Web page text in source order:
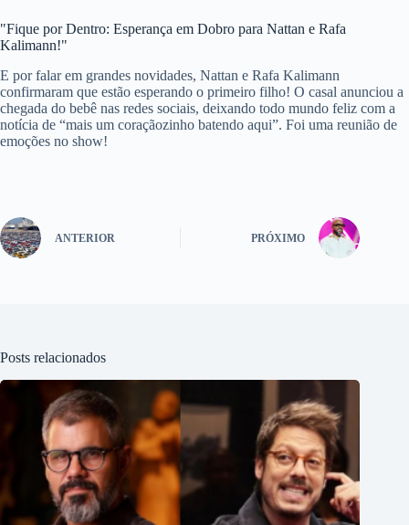
"Fique por Dentro: Esperança em Dobro para Nattan e Rafa
Kalimann!"
E por falar em grandes novidades, Nattan e Rafa Kalimann
confirmaram que estão esperando o primeiro filho! O casal anunciou a
chegada do bebê nas redes sociais, deixando todo mundo feliz com a
notícia de “mais um coraçãozinho batendo aqui”. Foi uma reunião de
emoções no show!
ANTERIOR PRÓXIMO
Posts relacionados